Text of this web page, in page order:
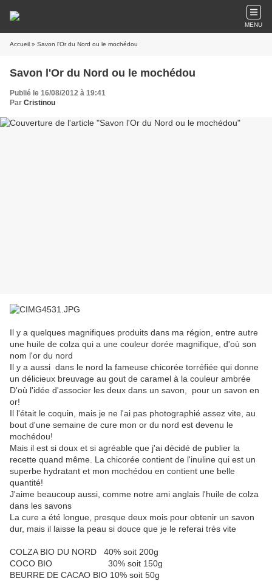
MENU
Accueil » Savon l'Or du Nord ou le mochédou
Savon l'Or du Nord ou le mochédou
Publié le 16/08/2012 à 19:41
Par Cristinou
Il y a quelques magnifiques produits dans ma région, entre autre
une huile de colza qui a une couleur dorée magnifique, d'où son
nom l'or du nord
Il y a aussi dans le nord la fameuse chicorée torréfiée qui donne
un délicieux breuvage au gout de caramel à la couleur ambrée
D'où l'idée d'associer les deux dans un savon, pour un savon en
or!
Il l'était le coquin, mais je ne l'ai pas photographié assez vite, au
bout d'une semaine de cure mon or du nord est devenu le
mochédou!
Mais il est si doux et si agréable que j'ai décidé de publier la
recette quand même. La chicorée contient de l'inuline qui est un
superbe hydratant et mon mochédou en contient une belle
quantité!
J'aime beaucoup aussi, comme notre ami anglais l'huile de colza
dans les savons
La cure a été longue, presque deux mois pour obtenir un savon
dur, mais il laisse la peau si douce que je le referai très vite
COLZA BIO DU NORD 40% soit 200g
COCO BIO 30% soit 150g
BEURRE DE CACAO BIO 10% soit 50g